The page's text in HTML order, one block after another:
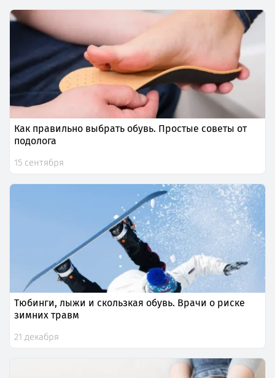
Как правильно выбрать обувь. Простые советы от
подолога
15 сентября
Тюбинги, лыжи и скользкая обувь. Врачи о риске
зимних травм
21 декабря